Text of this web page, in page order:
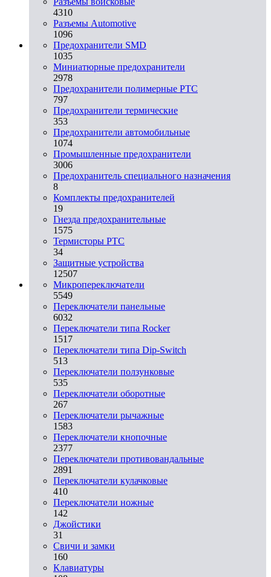
4310
Разъeмы Automotive
1096
Предохранители SMD
1035
Миниатюрные предохранители
2978
Предохранители полимерные PTC
797
Предохранители термические
353
Предохранители автомобильные
1074
Промышленные предохранители
3006
Предохранитель специального назначения
8
Комплекты предохранителей
19
Гнезда предохранительные
1575
Термисторы PTC
34
Защитные устройства
12507
Микропереключатели
5549
Переключатели панельные
6032
Переключатели типа Rocker
1517
Переключатели типа Dip-Switch
513
Переключатели ползунковые
535
Переключатели оборотные
267
Переключатели рычажные
1583
Переключатели кнопочные
2377
Переключатели противовандальные
2891
Переключатели кулачковые
410
Переключатели ножные
142
Джойстики
31
Свичи и замки
160
Клавиатуры